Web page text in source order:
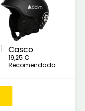
Casco
19,25 €
Recomendado